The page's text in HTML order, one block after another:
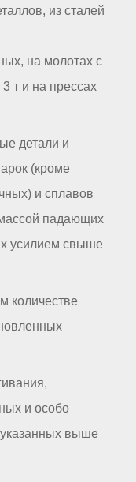
из сталей
на молотах с
т и на прессах
детали и
(кроме
и сплавов
падающих
усилием свыше
количестве
и особо
указанных выше